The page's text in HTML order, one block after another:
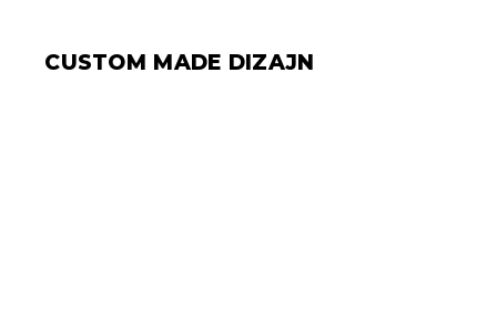
CUSTOM MADE DIZAJN